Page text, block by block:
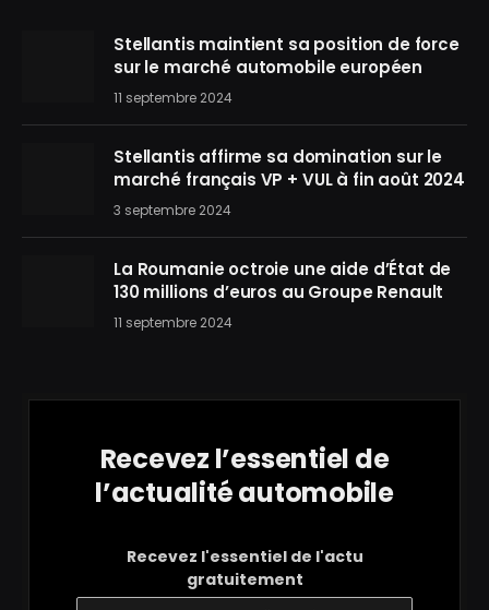
Stellantis maintient sa position de force
sur le marché automobile européen
11 septembre 2024
Stellantis affirme sa domination sur le
marché français VP + VUL à fin août 2024
3 septembre 2024
La Roumanie octroie une aide d’État de
130 millions d’euros au Groupe Renault
11 septembre 2024
Recevez l’essentiel de
l’actualité automobile
Recevez l'essentiel de l'actu
gratuitement